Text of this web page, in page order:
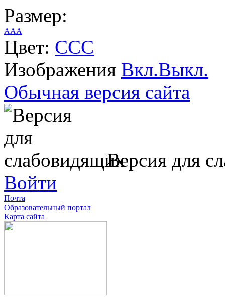
Размер:
AAA
Цвет: CCC
Изображения Вкл.Выкл.
Обычная версия сайта
Версия для
Войти
Почта
Образовательный портал
Карта сайта